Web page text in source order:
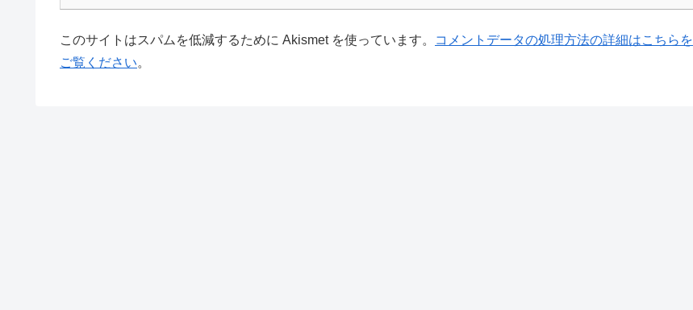
このサイトはスパムを低減するために Akismet を使っています。
コメントデータの処理方法の詳細はこちらを
ご覧ください。